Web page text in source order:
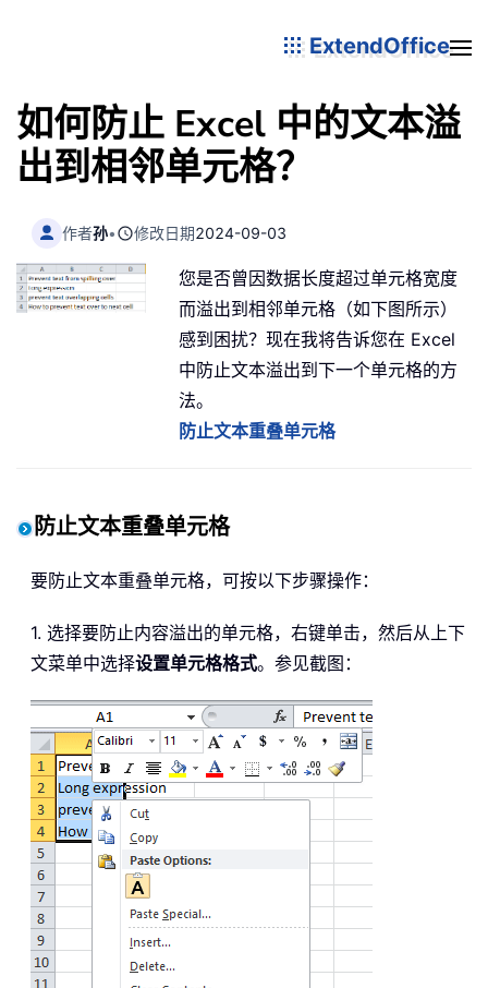
ExtendOffice
如何防止 Excel 中的文本溢
出到相邻单元格？
作者孙• 修改日期2024-09-03
您是否曾因数据长度超过单元格宽度
而溢出到相邻单元格（如下图所示）
感到困扰？现在我将告诉您在 Excel
中防止文本溢出到下一个单元格的方
法。
防止文本重叠单元格
防止文本重叠单元格
要防止文本重叠单元格，可按以下步骤操作：
1. 选择要防止内容溢出的单元格，右键单击，然后从上下
文菜单中选择设置单元格格式。参见截图：